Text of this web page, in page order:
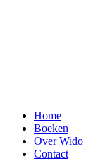
Home
Boeken
Over Wido
Contact